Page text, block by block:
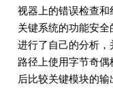
视器上的错误检查和
关键系统的功能安
进行了自己的分析
路径上使用字节奇偶
后比较关键模块的输